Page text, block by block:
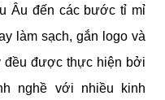
Âu đến các bước tỉ mỉ
làm sạch, gắn logo và
đều được thực hiện bởi
nghề với nhiều kinh